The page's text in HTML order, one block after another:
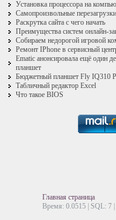
Установка процессора на
Самопроизвольные
Раскрутка сайта с чего начать
Преимущества систем онлайн-
Собираем недорогой игровой
Ремонт IPhone в сервисный
Ematic анонсировала ещё один
планшет
Бюджетный планшет Fly IQ310
Табличный редактор Excel
Что такое BIOS
Главная страница
Время: 0.0515 | SQL: 7